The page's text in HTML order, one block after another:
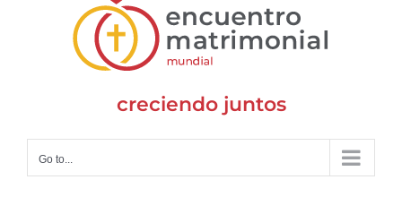
creciendo juntos
Go to...